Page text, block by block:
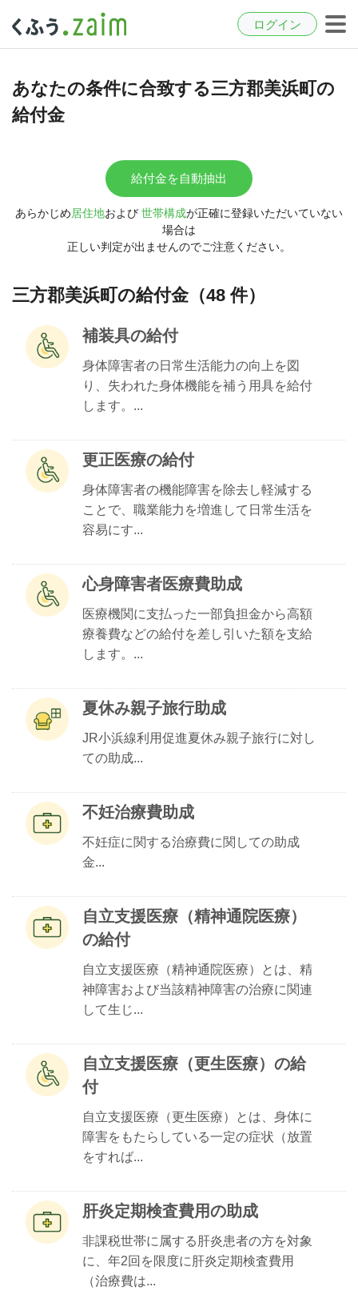
ログイン
あなたの条件に合致する三方郡美浜町の
給付金
給付金を自動抽出
あらかじめ居住地および 世帯構成が正確に登録いただいていない
場合は
正しい判定が出ませんのでご注意ください。
三方郡美浜町の給付金（48 件）
補装具の給付
身体障害者の日常生活能力の向上を図
り、失われた身体機能を補う用具を給付
します。...
更正医療の給付
身体障害者の機能障害を除去し軽減する
ことで、職業能力を増進して日常生活を
容易にす...
心身障害者医療費助成
医療機関に支払った一部負担金から高額
療養費などの給付を差し引いた額を支給
します。...
夏休み親子旅行助成
JR小浜線利用促進夏休み親子旅行に対し
ての助成...
不妊治療費助成
不妊症に関する治療費に関しての助成
金...
自立支援医療（精神通院医療）
の給付
自立支援医療（精神通院医療）とは、精
神障害および当該精神障害の治療に関連
して生じ...
自立支援医療（更生医療）の給
付
自立支援医療（更生医療）とは、身体に
障害をもたらしている一定の症状（放置
をすれば...
肝炎定期検査費用の助成
非課税世帯に属する肝炎患者の方を対象
に、年2回を限度に肝炎定期検査費用
（治療費は...